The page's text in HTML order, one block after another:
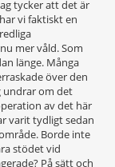
tycker att det är
vi faktiskt en
mer våld. Som
länge. Många
över den
undrar om det
av det här
varit tydligt sedan
Borde inte
stödet vid
På sätt och